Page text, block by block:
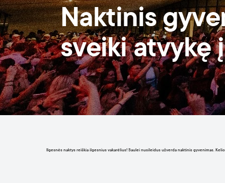
Naktinis
sveiki atvykę
Ilgesnės naktys reiškia ilgesnius vakarėlius! Saulei nusileidus užverda naktinis gyvenimas.